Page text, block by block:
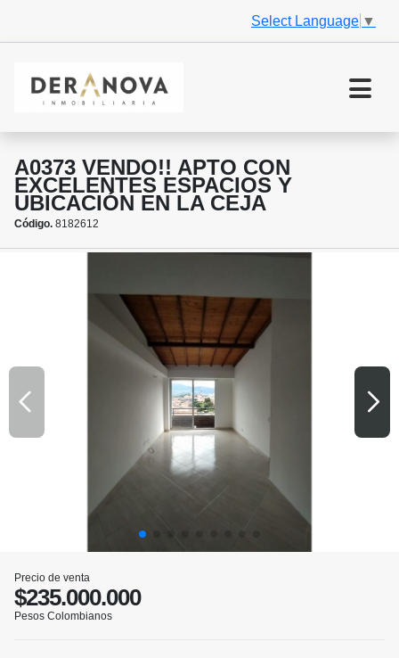
Select Language ▼
A0373 VENDO!! APTO CON
EXCELENTES ESPACIOS Y
UBICACIÓN EN LA CEJA
Código. 8182612
Precio de venta
$235.000.000
Pesos Colombianos